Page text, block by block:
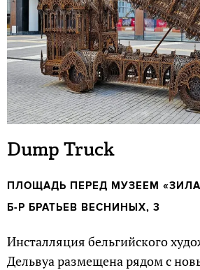
Dump Truck
ПЛОЩАДЬ ПЕРЕД МУЗЕЕМ
Б-Р БРАТЬЕВ ВЕСНИНЫХ, 3
Инсталляция бельгийского
Дельвуа размещена рядом с